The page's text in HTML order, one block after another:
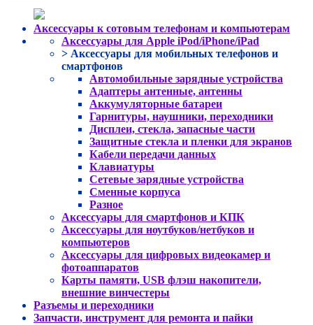
Аксессуары к сотовым телефонам и компьютерам
Аксессуары для Apple iPod/iPhone/iPad
> Аксессуары для мобильных телефонов и
смартфонов
Автомобильные зарядные устройства
Адаптеры антенные, антенны
Аккумуляторные батареи
Гарнитуры, наушники, переходники
Дисплеи, стекла, запасные части
Защитные стекла и пленки для экранов
Кабели передачи данных
Клавиатуры
Сетевые зарядные устройства
Сменные корпуса
Разное
Аксессуары для смартфонов и КПК
Аксессуары для ноутбуков/нетбуков и
компьютеров
Аксессуары для цифровых видеокамер и
фотоаппаратов
Карты памяти, USB флэш накопители,
внешние винчестеры
Разъемы и переходники
Запчасти, инструмент для ремонта и пайки